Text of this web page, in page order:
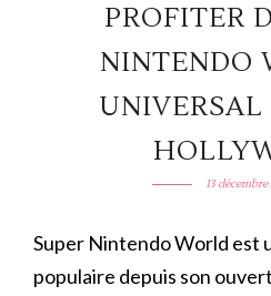
PROFITER
NINTENDO
13 décembre
Super Nintendo World est
populaire depuis son